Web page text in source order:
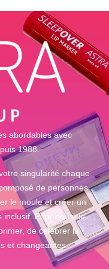
abordables avec
1988.
singularité chaque
de personnes
le moule et créer un
inclusif. Pour nous, le
de célébrer la
et changeantes.